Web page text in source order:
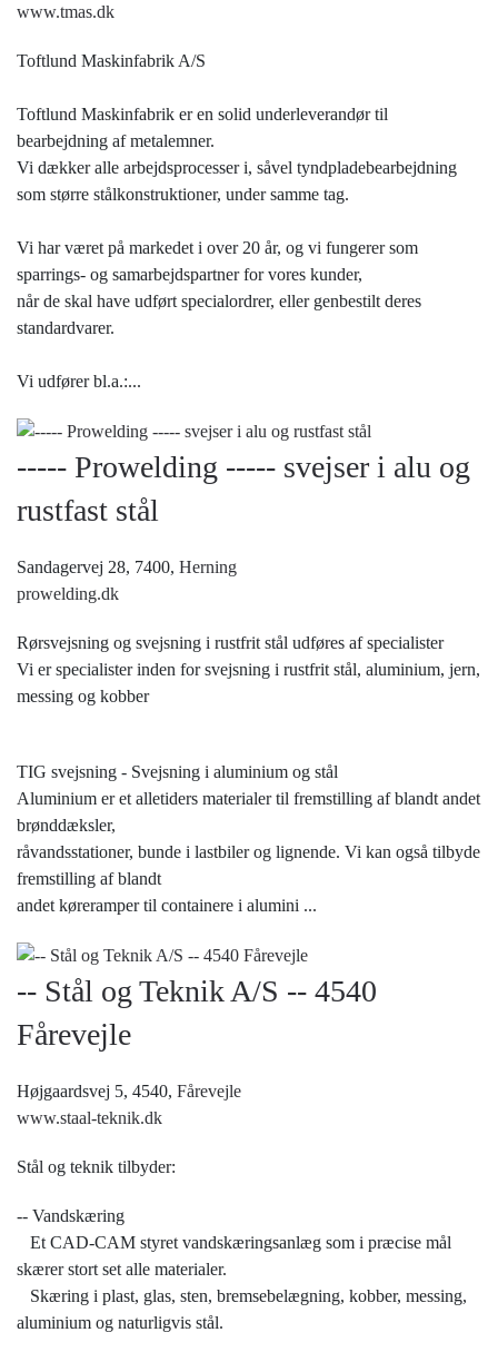
www.tmas.dk
Toftlund Maskinfabrik A/S
Toftlund Maskinfabrik er en solid underleverandør til
bearbejdning af metalemner.
Vi dækker alle arbejdsprocesser i, såvel tyndpladebearbejdning
som større stålkonstruktioner, under samme tag.
Vi har været på markedet i over 20 år, og vi fungerer som
sparrings- og samarbejdspartner for vores kunder,
når de skal have udført specialordrer, eller genbestilt deres
standardvarer.
Vi udfører bl.a.:...
----- Prowelding ----- svejser i alu og
rustfast stål
Sandagervej 28, 7400, Herning
prowelding.dk
Rørsvejsning og svejsning i rustfrit stål udføres af specialister
Vi er specialister inden for svejsning i rustfrit stål, aluminium, jern,
messing og kobber
TIG svejsning - Svejsning i aluminium og stål
Aluminium er et alletiders materialer til fremstilling af blandt andet
brønddæksler,
råvandsstationer, bunde i lastbiler og lignende. Vi kan også tilbyde
fremstilling af blandt
andet køreramper til containere i alumini ...
-- Stål og Teknik A/S -- 4540
Fårevejle
Højgaardsvej 5, 4540, Fårevejle
www.staal-teknik.dk
Stål og teknik tilbyder:
-- Vandskæring
Et CAD-CAM styret vandskæringsanlæg som i præcise mål
skærer stort set alle materialer.
Skæring i plast, glas, sten, bremsebelægning, kobber, messing,
aluminium og naturligvis stål.